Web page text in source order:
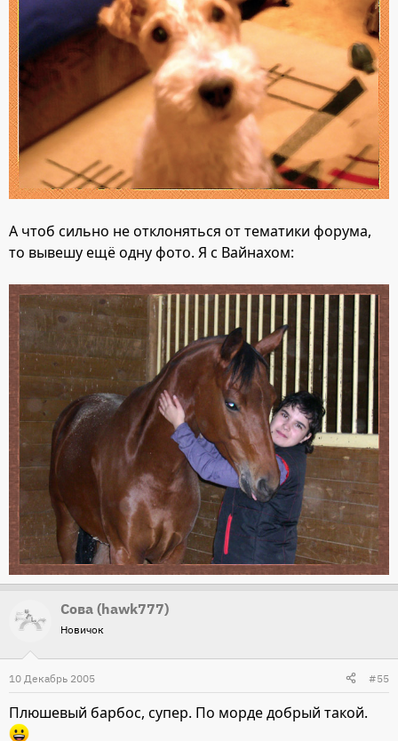
А чтоб сильно не отклоняться от тематики форума,
то вывешу ещё одну фото. Я с Вайнахом:
Сова (hawk777)
Новичок
10 Декабрь 2005 #55
Плюшевый барбос, супер. По морде добрый такой.